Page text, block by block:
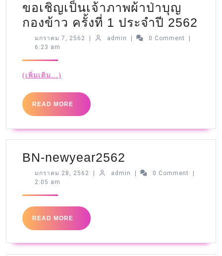
ขอเชิญเป็นเจ้าภาพผ้าป่าบุญ
กองข้าว ครั้งที่ 1 ประจำปี 2562
มกราคม 7, 2562 admin 0 Comment
6:23 am
(เพิ่มเติม…)
READ MORE
BN-newyear2562
มกราคม 28, 2562 admin 0 Comment
2:05 am
READ MORE